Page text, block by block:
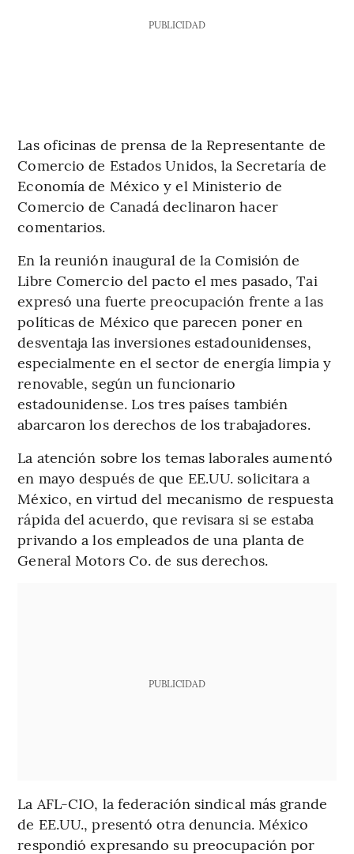
PUBLICIDAD
Las oficinas de prensa de la Representante de
Comercio de Estados Unidos, la Secretaría de
Economía de México y el Ministerio de
Comercio de Canadá declinaron hacer
comentarios.
En la reunión inaugural de la Comisión de
Libre Comercio del pacto el mes pasado, Tai
expresó una fuerte preocupación frente a las
políticas de México que parecen poner en
desventaja las inversiones estadounidenses,
especialmente en el sector de energía limpia y
renovable, según un funcionario
estadounidense. Los tres países también
abarcaron los derechos de los trabajadores.
La atención sobre los temas laborales aumentó
en mayo después de que EE.UU. solicitara a
México, en virtud del mecanismo de respuesta
rápida del acuerdo, que revisara si se estaba
privando a los empleados de una planta de
General Motors Co. de sus derechos.
PUBLICIDAD
La AFL-CIO, la federación sindical más grande
de EE.UU., presentó otra denuncia. México
respondió expresando su preocupación por